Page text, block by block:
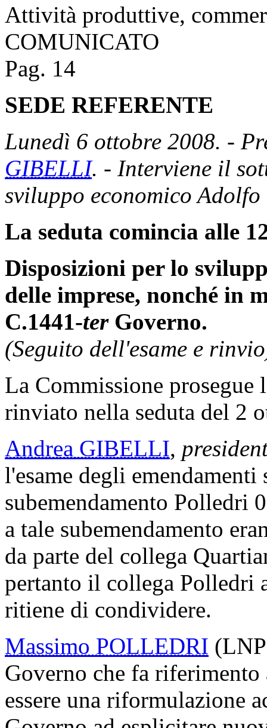
Attività produttive,
COMUNICATO
Pag. 14
SEDE REFERENTE
Lunedì 6 ottobre 2008. -
GIBELLI. - Interviene il
sviluppo economico
La seduta comincia alle
Disposizioni per lo
delle imprese, nonché in
C.1441-terGoverno.
(Seguito dell'esame e
La Commissione prosegue
rinviato nella seduta del 2
Andrea GIBELLI,
l'esame degli emendamenti
subemendamento Polledri
a tale subemendamento
da parte del collega
pertanto il collega Polledri
ritiene di condividere.
Massimo POLLEDRI
Governo che fa
essere una riformulazione